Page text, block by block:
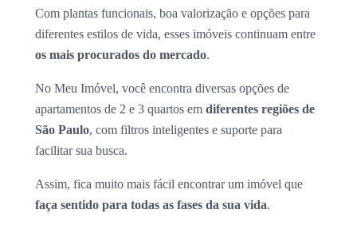
Com plantas funcionais, boa valorização e opções para
diferentes estilos de vida, esses imóveis continuam entre
os mais procurados do mercado.
No Meu Imóvel, você encontra diversas opções de
apartamentos de 2 e 3 quartos em diferentes regiões de
São Paulo, com filtros inteligentes e suporte para
facilitar sua busca.
Assim, fica muito mais fácil encontrar um imóvel que
faça sentido para todas as fases da sua vida.